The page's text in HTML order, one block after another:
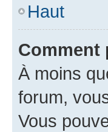
Haut
Comment
À moins
forum,
Vous